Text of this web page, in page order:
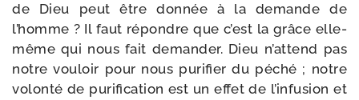
de Dieu peut être don­née à la demande de
l’homme ? Il faut répondre que c’est la grâce elle-​
même qui nous fait deman­der. Dieu n’attend pas
notre vou­loir pour nous puri­fier du péché ; notre
volon­té de puri­fi­ca­tion est un effet de l’infusion et